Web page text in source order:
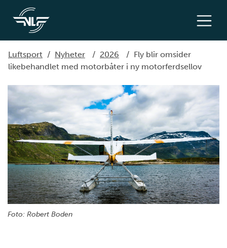
Luftsport / Nyheter / 2026 / Fly blir omsider
likebehandlet med motorbåter i ny motorferdsellov
Foto: Robert Boden